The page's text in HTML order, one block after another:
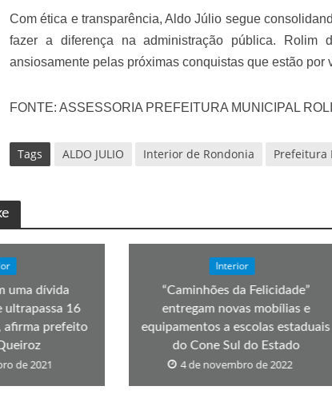
Com ética e transparência, Aldo Júlio segue
fazer a diferença na administração pública. Rolim
ansiosamente pelas próximas conquistas que estão por
FONTE: ASSESSORIA PREFEITURA MUNICIPAL
Tags ALDO JULIO Interior de Rondonia Prefeitura
uma dívida
ultrapassa 16
afirma prefeito
de 2021
Interior
“Caminhões da Felicidade”
entregam novas mobílias e
equipamentos a escolas estaduais
do Cone Sul do Estado
4 de novembro de 2022